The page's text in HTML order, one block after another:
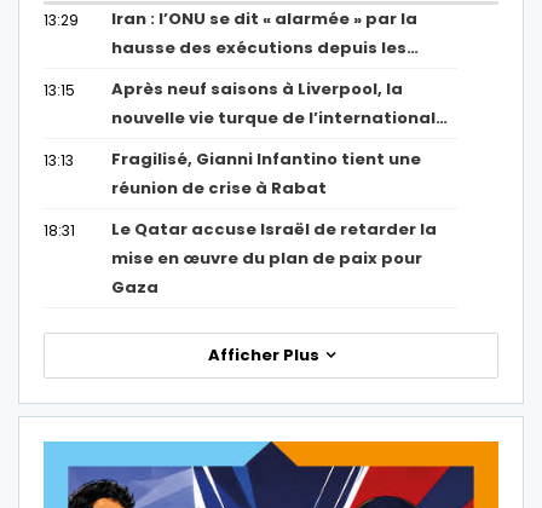
13:29
Iran : l’ONU se dit « alarmée » par la
hausse des exécutions depuis les…
13:15
Après neuf saisons à Liverpool, la
nouvelle vie turque de l’international…
13:13
Fragilisé, Gianni Infantino tient une
réunion de crise à Rabat
18:31
Le Qatar accuse Israël de retarder la
mise en œuvre du plan de paix pour
Gaza
Afficher Plus